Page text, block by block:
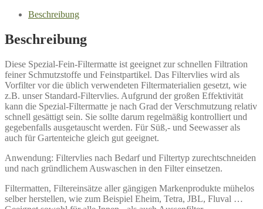
Beschreibung
Beschreibung
Diese Spezial-Fein-Filtermatte ist geeignet zur schnellen Filtration
feiner Schmutzstoffe und Feinstpartikel. Das Filtervlies wird als
Vorfilter vor die üblich verwendeten Filtermaterialien gesetzt, wie
z.B. unser Standard-Filtervlies. Aufgrund der großen Effektivität
kann die Spezial-Filtermatte je nach Grad der Verschmutzung relativ
schnell gesättigt sein. Sie sollte darum regelmäßig kontrolliert und
gegebenfalls ausgetauscht werden. Für Süß,- und Seewasser als
auch für Gartenteiche gleich gut geeignet.
Anwendung: Filtervlies nach Bedarf und Filtertyp zurechtschneiden
und nach gründlichem Auswaschen in den Filter einsetzen.
Filtermatten, Filtereinsätze aller gängigen Markenprodukte mühelos
selber herstellen, wie zum Beispiel Eheim, Tetra, JBL, Fluval …